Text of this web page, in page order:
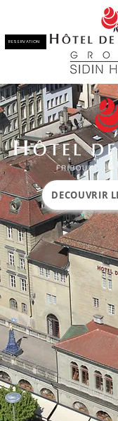
RESERVATION
DECOUVRIR